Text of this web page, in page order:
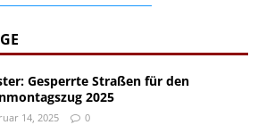
Gesperrte Straßen für den
2025
14, 2025 0